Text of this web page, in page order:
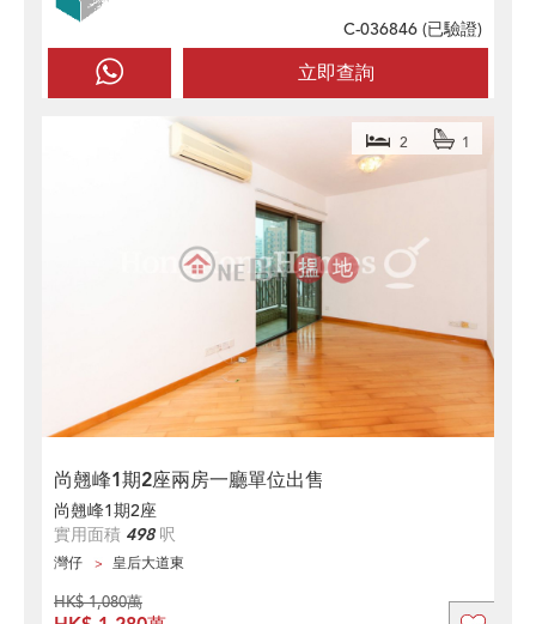
立即查詢
C-036846 (已驗證)
尚翹峰1期2座兩房一廳單位出售
2 1
尚翹峰1期2座
實用面積 498呎
灣仔 皇后大道東
HK$ 1,080萬